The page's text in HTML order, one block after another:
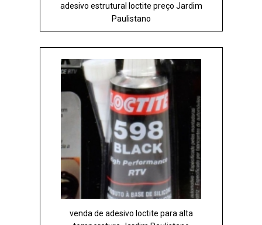
adesivo estrutural loctite preço Jardim
Paulistano
venda de adesivo loctite para alta